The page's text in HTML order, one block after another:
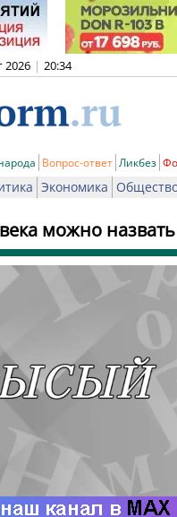
2026 | 20:34
Вопрос-ответ Ликбез
Экономика
можно